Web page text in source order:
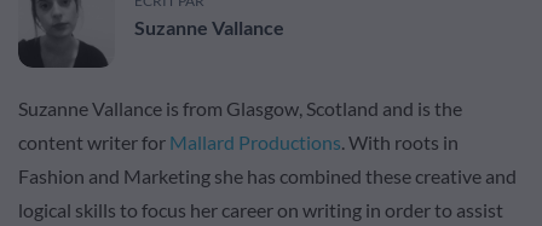
Suzanne Vallance
Suzanne Vallance is from Glasgow, Scotland and is the
content writer for Mallard Productions . With roots in
Fashion and Marketing she has combined these creative and
logical skills to focus her career on writing in order to assist